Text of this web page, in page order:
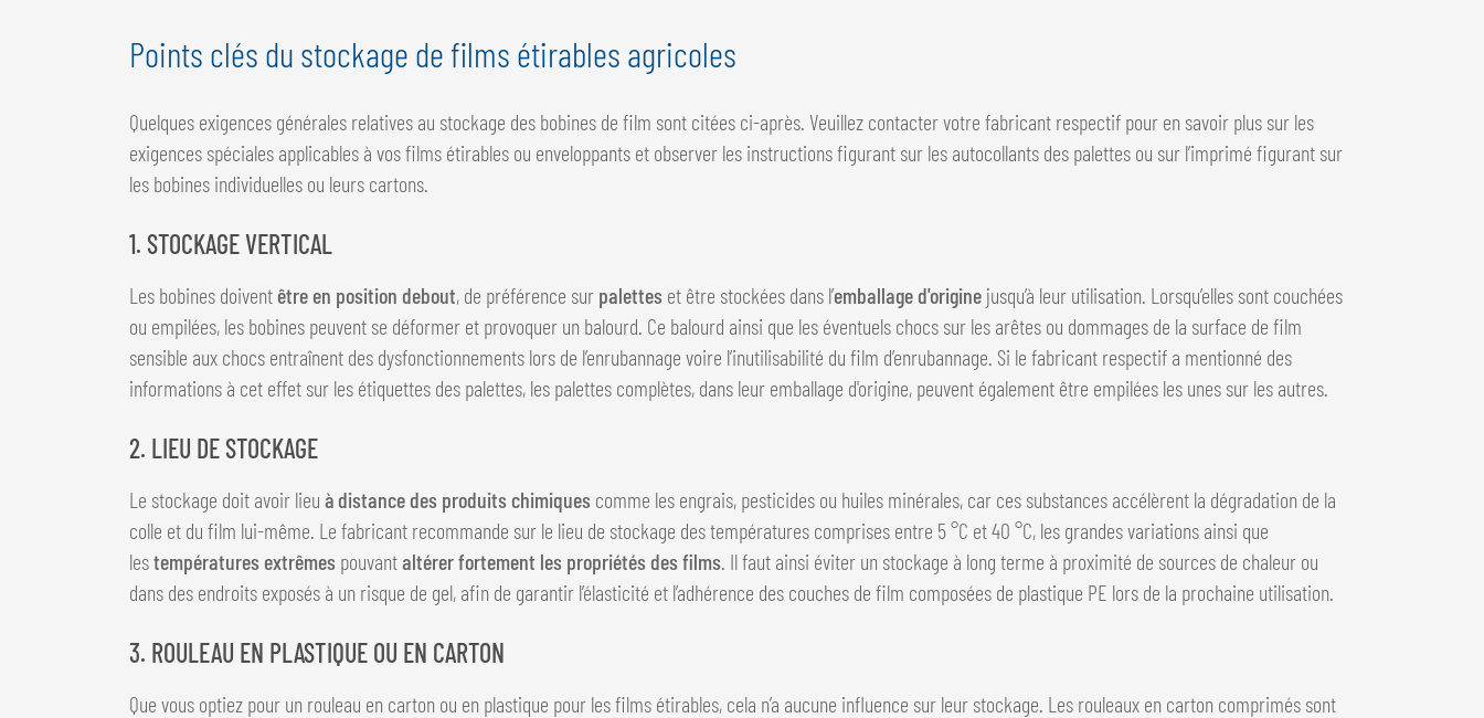
Points clés du stockage de films étirables agricoles
Quelques exigences générales relatives au stockage des bobines de film sont citées ci-après. Veuillez contacter votre fabricant respectif pour en savoir plus sur les
exigences spéciales applicables à vos films étirables ou enveloppants et observer les instructions figurant sur les autocollants des palettes ou sur l’imprimé figurant sur
les bobines individuelles ou leurs cartons.
1. STOCKAGE VERTICAL
Les bobines doivent être en position debout, de préférence sur palettes et être stockées dans l’emballage d'origine jusqu’à leur utilisation. Lorsqu’elles sont couchées
ou empilées, les bobines peuvent se déformer et provoquer un balourd. Ce balourd ainsi que les éventuels chocs sur les arêtes ou dommages de la surface de film
sensible aux chocs entraînent des dysfonctionnements lors de l’enrubannage voire l’inutilisabilité du film d’enrubannage. Si le fabricant respectif a mentionné des
informations à cet effet sur les étiquettes des palettes, les palettes complètes, dans leur emballage d'origine, peuvent également être empilées les unes sur les autres.
2. LIEU DE STOCKAGE
Le stockage doit avoir lieu à distance des produits chimiques comme les engrais, pesticides ou huiles minérales, car ces substances accélèrent la dégradation de la
colle et du film lui-même. Le fabricant recommande sur le lieu de stockage des températures comprises entre 5 °C et 40 °C, les grandes variations ainsi que
lestempératures extrêmes pouvantaltérer fortement les propriétés des films . Il faut ainsi éviter un stockage à long terme à proximité de sources de chaleur ou
dans des endroits exposés à un risque de gel, afin de garantir l’élasticité et l’adhérence des couches de film composées de plastique PE lors de la prochaine utilisation.
3. ROULEAU EN PLASTIQUE OU EN CARTON
Que vous optiez pour un rouleau en carton ou en plastique pour les films étirables, cela n’a aucune influence sur leur stockage. Les rouleaux en carton comprimés sont